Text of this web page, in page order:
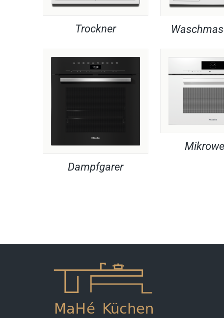
Trockner
Dampfgarer